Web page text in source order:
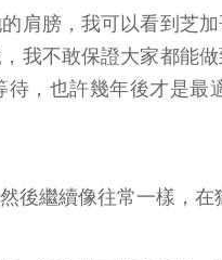
肩膀，我可以看到芝
我不敢保證大家都能
，也許幾年後才是
後繼續像往常一樣，